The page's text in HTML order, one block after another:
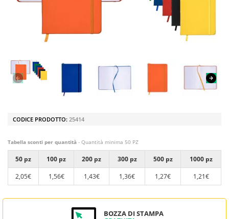
CODICE PRODOTTO: 25414
Tabella sconti per quantità - Quantità minima 50 PZ
50 pz 100 pz 200 pz 300 pz 500 pz
1000 pz
2,05€
1,56€ 1,43€ 1,36€ 1,27€ 1,21€
BOZZA DI STAMPA